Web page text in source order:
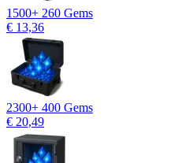
1500+ 260 Gems
€ 13,36
2300+ 400 Gems
€ 20,49